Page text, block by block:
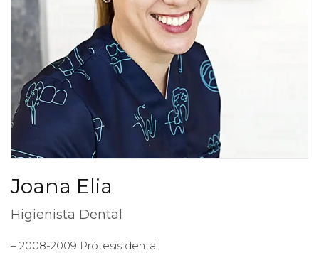
Joana Elia
Higienista Dental
– 2008-2009 Prótesis dental